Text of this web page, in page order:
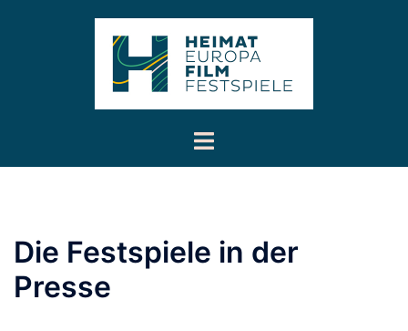
Menü
Die Festspiele in der
Presse